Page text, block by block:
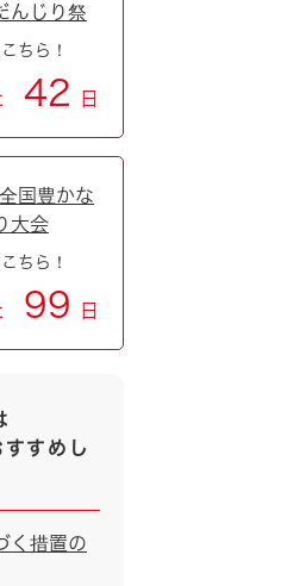
んじり祭
ちら！
42 日
国豊かな
大会
ちら！
99 日
すめし
く措置の